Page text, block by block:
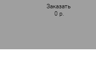
Заказать
0 р.